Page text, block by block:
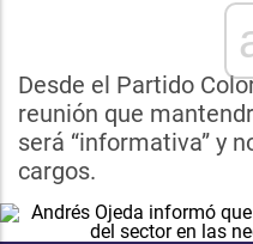
Desde el Partido
reunión que
será “informativa” y
cargos.